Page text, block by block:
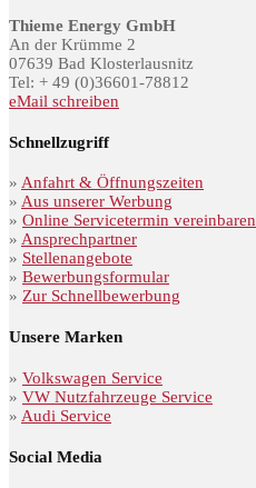
Thieme Energy GmbH
An der Krümme 2
07639 Bad Klosterlausnitz
Tel: + 49 (0)36601-78812
eMail schreiben
Schnellzugriff
» Anfahrt & Öffnungszeiten
» Aus unserer Werbung
» Online Servicetermin vereinbaren
» Ansprechpartner
» Stellenangebote
» Bewerbungsformular
» Zur Schnellbewerbung
Unsere Marken
» Volkswagen Service
» VW Nutzfahrzeuge Service
» Audi Service
Social Media